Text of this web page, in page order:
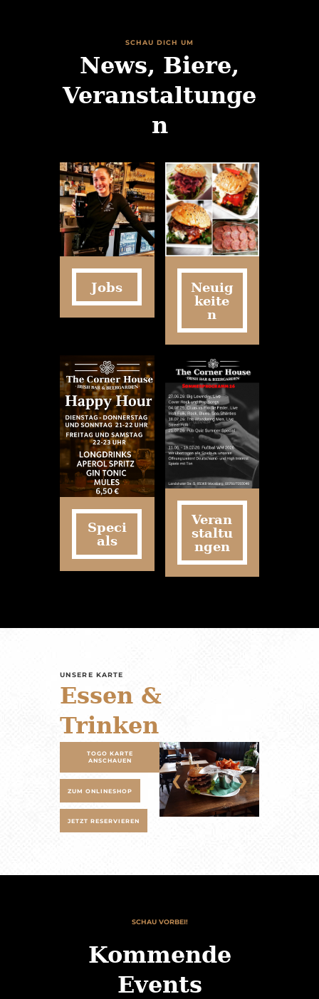
SCHAU DICH UM
News, Biere,
Veranstaltunge
n
Jobs
Neuig
keite
n
Speci
als
Veran
staltu
ngen
UNSERE KARTE
Essen &
Trinken
TOGO KARTE
ANSCHAUEN
ZUM ONLINESHOP
JETZT RESERVIEREN
❮ ❯
SCHAU VORBEI!
Kommende
Events